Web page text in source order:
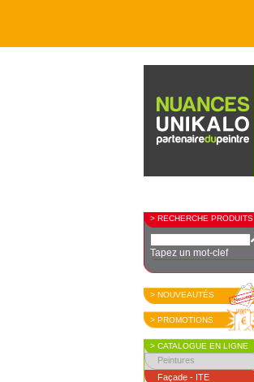
> RECHERCHE PRODUITS
Tapez un mot-clef
> NOUVEAUTÉS
> PROMOTIONS
> CATALOGUE EN LIGNE
Peintures
Façade - ITE